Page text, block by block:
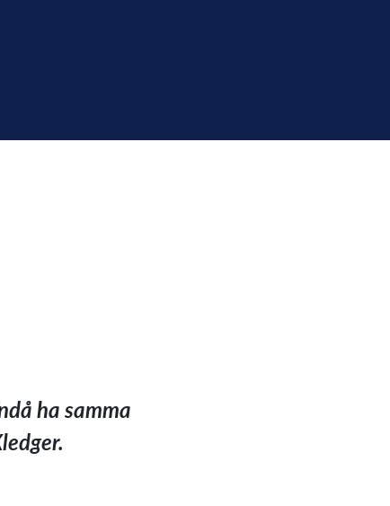
ha samma